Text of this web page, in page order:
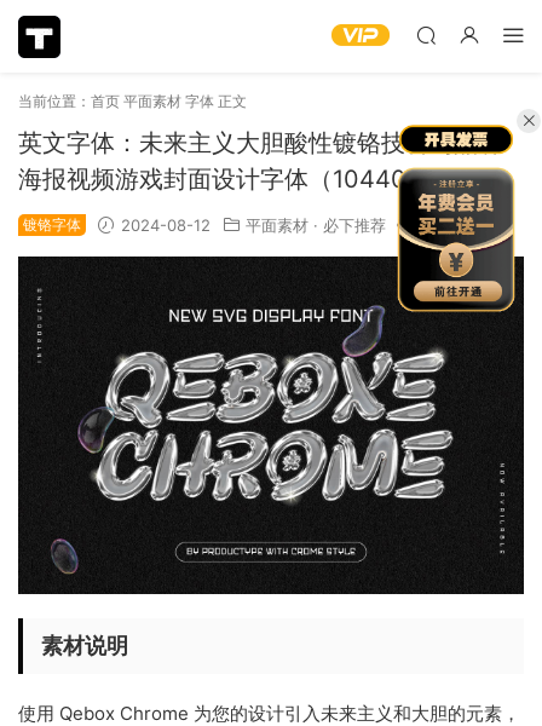
当前位置： 首页 平面素材 字体 正文
英文字体：未来主义大胆酸性镀铬技科幻品牌
海报视频游戏封面设计字体（10440）
镀铬字体 2024-08-12 平面素材 · 必下推荐 1.19k
素材说明
使用 Qebox Chrome 为您的设计引入未来主义和大胆的元素，